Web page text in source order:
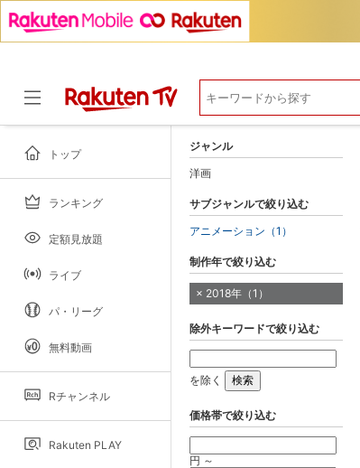
トップ
ランキング
定額見放題
ライブ
パ・リーグ
無料動画
Rチャンネル
Rakuten PLAY
ジャンル
洋画
サブジャンルで絞り込む
アニメーション（1）
制作年で絞り込む
2018年（1）
除外キーワードで絞り込む
を除く
価格帯で絞り込む
円 ～